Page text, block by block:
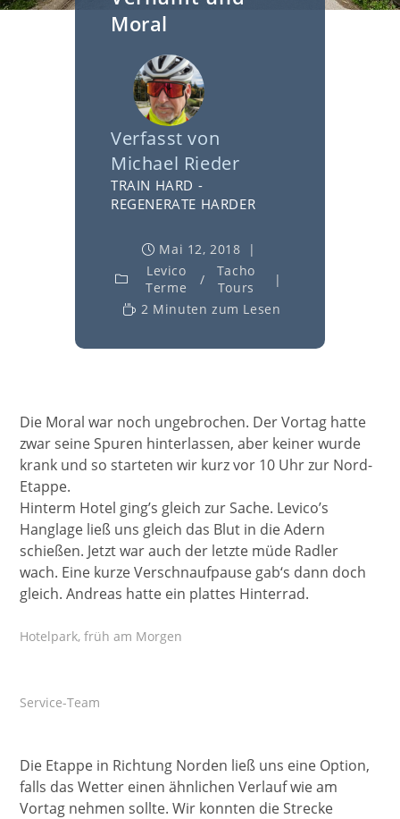
Moral
Verfasst von
Michael Rieder
TRAIN HARD -
REGENERATE HARDER
Mai 12, 2018
Levico
Terme
/
Tacho
Tours
2 Minuten zum Lesen
Die Moral war noch ungebrochen. Der Vortag hatte
zwar seine Spuren hinterlassen, aber keiner wurde
krank und so starteten wir kurz vor 10 Uhr zur Nord-
Etappe.
Hinterm Hotel ging’s gleich zur Sache. Levico’s
Hanglage ließ uns gleich das Blut in die Adern
schießen. Jetzt war auch der letzte müde Radler
wach. Eine kurze Verschnaufpause gab‘s dann doch
gleich. Andreas hatte ein plattes Hinterrad.
Hotelpark, früh am Morgen
Service-Team
Die Etappe in Richtung Norden ließ uns eine Option,
falls das Wetter einen ähnlichen Verlauf wie am
Vortag nehmen sollte. Wir konnten die Strecke